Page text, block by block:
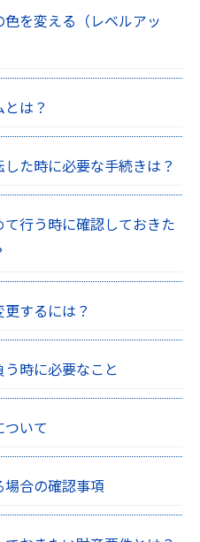
を変える（レベルアッ
は？
た時に必要な手続きは？
行う時に確認しておきた
するには？
時に必要なこと
いて
合の確認事項